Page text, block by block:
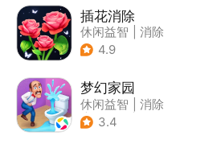
插花消除
休闲益智
消除
4.9
梦幻家园
休闲益智
消除
| 女性向
3.4